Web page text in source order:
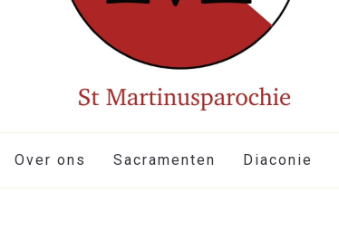
Over ons Sacramenten Diaconie